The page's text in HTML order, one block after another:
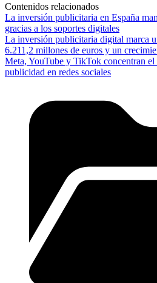
Contenidos relacionados
La inversión publicitaria en España
gracias a los soportes digitales
La inversión publicitaria digital marca
6.211,2 millones de euros y un
Meta, YouTube y TikTok concentran
publicidad en redes sociales